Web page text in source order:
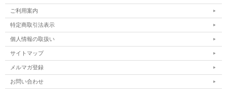
ご利用案内
特定商取引法表示
個人情報の取扱い
サイトマップ
メルマガ登録
お問い合わせ